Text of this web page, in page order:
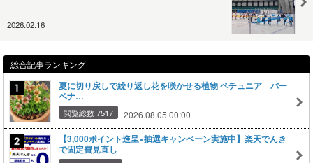
2026.02.16
総合記事ランキング
夏に切り戻しで繰り返し花を咲かせる植物 ペチュニア バー
ベナ…
閲覧総数 7517 2026.08.05 00:00
【3,000ポイント進呈×抽選キャンペーン実施中】楽天でんき
で固定費見直し